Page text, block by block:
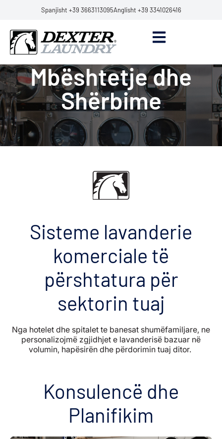
Spanjisht +39 3663113095Anglisht +39 3341026416
Mbështetje dhe
Shërbime
Sisteme lavanderie
komerciale të
përshtatura për
sektorin tuaj
Nga hotelet dhe spitalet te banesat shumëfamiljare, ne
personalizojmë zgjidhjet e lavanderisë bazuar në
volumin, hapësirën dhe përdorimin tuaj ditor.
Konsulencë dhe
Planifikim